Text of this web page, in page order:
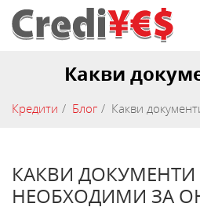
Какви
Кредити Блог Какви
КАКВИ ДОКУМЕНТИ
НЕОБХОДИМИ ЗА